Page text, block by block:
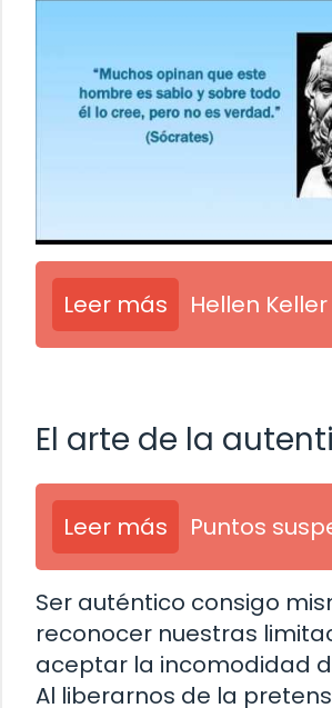
Leer más Hellen Keller
El arte de la
Leer más Puntos
Ser auténtico consigo
reconocer nuestras
aceptar la incomodidad
Al liberarnos de la